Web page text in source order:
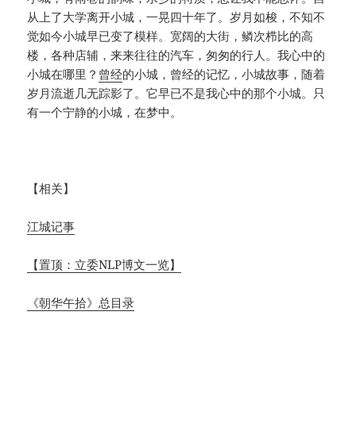
从上了大学离开小城，一晃四十年了。岁月如梭，不知不
觉如今小城早已变了模样。宽阔的大街，鳞次栉比的高
楼，各种店辅，来来往往的汽车，匆匆的行人。我心中的
小城在哪里？ 曾经的小城，曾经的记忆，小城故事，随着
岁月流逝几无踪影了。它早已不是我心中的那个小城。只
有一个宁静的小城，在梦中。
【相关】
江城记事
【置顶：立委NLP博文一览】
《朝华午拾》总目录